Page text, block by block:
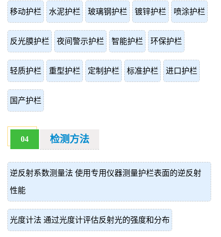
移动护栏 水泥护栏 玻璃钢护栏 镀锌护栏 喷涂护栏
反光膜护栏 夜间警示护栏 智能护栏 环保护栏
轻质护栏 重型护栏 定制护栏 标准护栏 进口护栏
国产护栏
04 检测方法
逆反射系数测量法 使用专用仪器测量护栏表面的逆反射
性能
光度计法 通过光度计评估反射光的强度和分布